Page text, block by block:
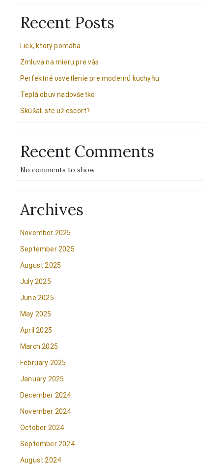
Recent Posts
Liek, ktorý pomáha
Zmluva na mieru pre vás
Perfektné osvetlenie pre modernú kuchyňu
Teplá obuv nadovšetko
Skúšali ste už escort?
Recent Comments
No comments to show.
Archives
November 2025
September 2025
August 2025
July 2025
June 2025
May 2025
April 2025
March 2025
February 2025
January 2025
December 2024
November 2024
October 2024
September 2024
August 2024